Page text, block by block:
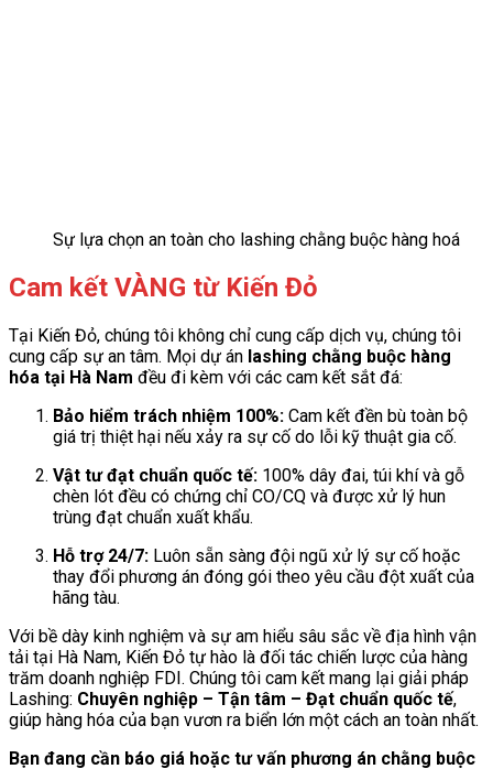
Sự lựa chọn an toàn cho lashing chằng buộc hàng hoá
Cam kết VÀNG từ Kiến Đỏ
Tại Kiến Đỏ, chúng tôi không chỉ cung cấp dịch vụ, chúng tôi
cung cấp sự an tâm. Mọi dự án lashing chằng buộc hàng
hóa tại Hà Nam đều đi kèm với các cam kết sắt đá:
Bảo hiểm trách nhiệm 100%: Cam kết đền bù toàn bộ
giá trị thiệt hại nếu xảy ra sự cố do lỗi kỹ thuật gia cố.
Vật tư đạt chuẩn quốc tế: 100% dây đai, túi khí và gỗ
chèn lót đều có chứng chỉ CO/CQ và được xử lý hun
trùng đạt chuẩn xuất khẩu.
Hỗ trợ 24/7: Luôn sẵn sàng đội ngũ xử lý sự cố hoặc
thay đổi phương án đóng gói theo yêu cầu đột xuất của
hãng tàu.
Với bề dày kinh nghiệm và sự am hiểu sâu sắc về địa hình vận
tải tại Hà Nam, Kiến Đỏ tự hào là đối tác chiến lược của hàng
trăm doanh nghiệp FDI. Chúng tôi cam kết mang lại giải pháp
Lashing: Chuyên nghiệp – Tận tâm – Đạt chuẩn quốc tế,
giúp hàng hóa của bạn vươn ra biển lớn một cách an toàn nhất.
Bạn đang cần báo giá hoặc tư vấn phương án chằng buộc